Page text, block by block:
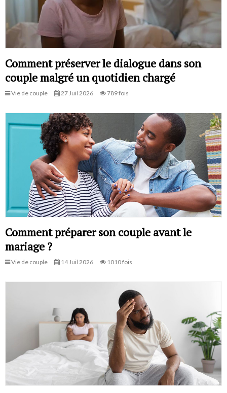
Comment préserver le dialogue dans son
couple malgré un quotidien chargé
Vie de couple 27 Juil 2026 789 fois
Comment préparer son couple avant le
mariage ?
Vie de couple 14 Juil 2026 1010 fois